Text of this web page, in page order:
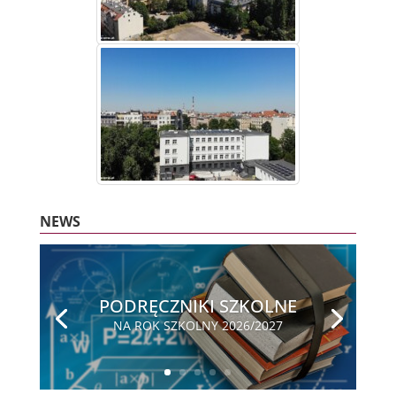
NEWS
PODRĘCZNIKI SZKOLNE
NA ROK SZKOLNY 2026/2027